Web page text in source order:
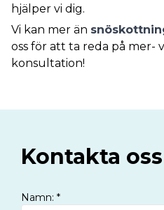
hjälper vi dig.
Vi kan mer än
oss för att ta reda på mer-
konsultation!
Kontakta oss
Namn: *